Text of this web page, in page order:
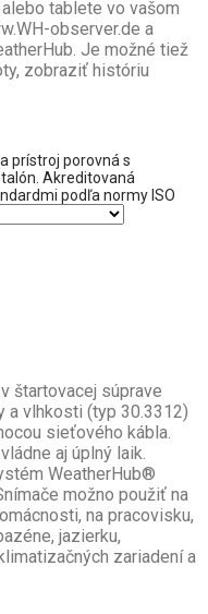
tablete vo vašom
observer.de a
Je možné tiež
zobraziť históriu
prístroj porovná s
Akreditovaná
podľa normy ISO
v štartovacej súprave
a vlhkosti (typ 30.3312)
sieťového kábla.
aj úplný laik.
WeatherHub®
možno použiť na
na pracovisku,
jazierku,
zariadení a